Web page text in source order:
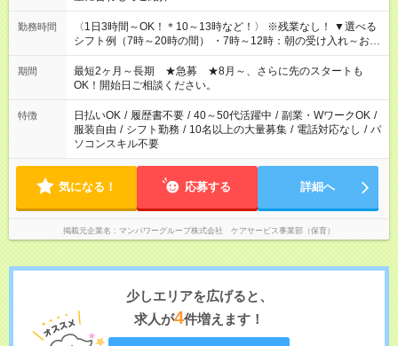
勤務時間
〈1日3時間～OK！＊10～13時など！〉 ※残業なし！ ▼選べる
シフト例（7時～20時の間） ・7時～12時：朝の受け入れ～お昼
の準備 ・10時～13時：園児の見守り～お昼の補助 ・9時～16
時：帰りの会まで！子供の成長を見守る ・15時～20時：夜のお
迎えサポート
期間
最短2ヶ月～長期 ★急募 ★8月～、さらに先のスタートも
OK！開始日ご相談ください。
特徴 日払いOK / 履歴書不要 / 40～50代活躍中 / 副業・WワークOK /
服装自由 / シフト勤務 / 10名以上の大量募集 / 電話対応なし / パ
ソコンスキル不要
気になる！ 応募する 詳細へ
掲載元企業名 マンパワーグループ株式会社 ケアサービス事業部（保育）
少しエリアを広げると、
求人が4件増えます！